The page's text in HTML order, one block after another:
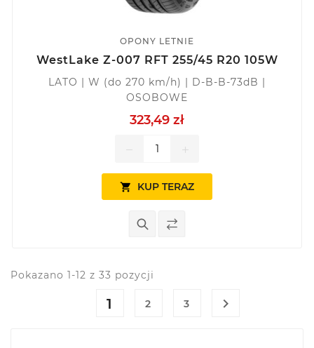
OPONY LETNIE
WestLake Z-007 RFT 255/45 R20 105W
LATO | W (do 270 km/h) | D-B-B-73dB |
OSOBOWE
323,49 zł
remove add
 KUP TERAZ
Pokazano 1-12 z 33 pozycji
1 2 3 